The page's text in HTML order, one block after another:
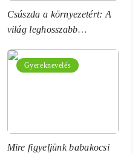
Csúszda a környezetért: A
világ leghosszabb
Gyereknevelés
Mire figyeljünk babakocsi